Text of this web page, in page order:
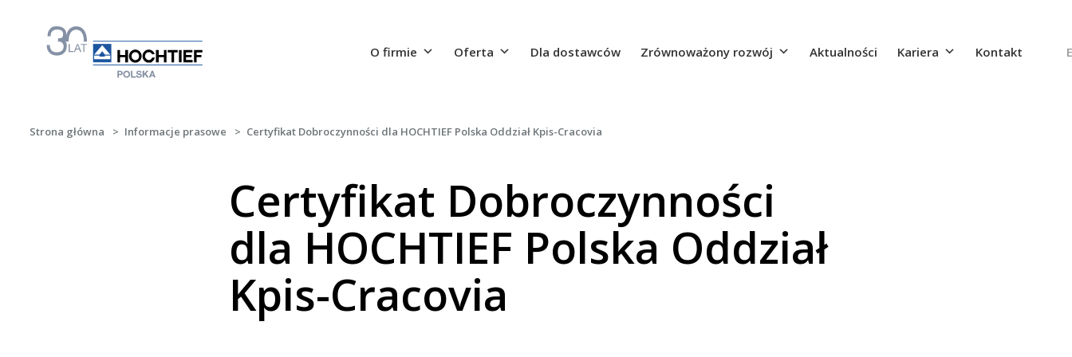
O firmie Oferta Dla dostawców Zrównoważony rozwój Aktualności Kariera Kontakt
Strona główna > Informacje prasowe > Certyfikat Dobroczynności dla HOCHTIEF Polska Oddział Kpis-Cracovia
Certyfikat Dobroczynności
dla HOCHTIEF Polska Oddział
Kpis-Cracovia